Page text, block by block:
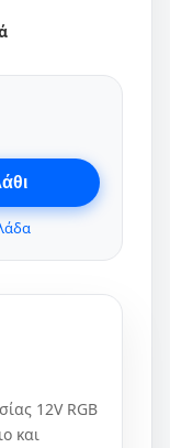
12V RGB
και